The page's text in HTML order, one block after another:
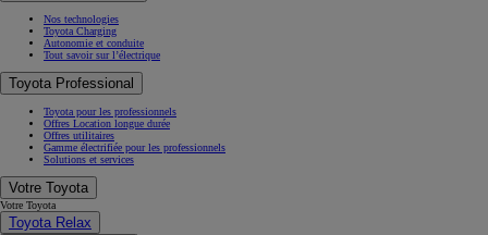
Nos technologies
Toyota Charging
Autonomie et conduite
Tout savoir sur l’électrique
Toyota Professional
Toyota pour les professionnels
Offres Location longue durée
Offres utilitaires
Gamme électrifiée pour les professionnels
Solutions et services
Votre Toyota
Votre Toyota
Toyota Relax